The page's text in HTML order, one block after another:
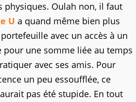
physiques. Oulah non, il faut
U a quand même bien plus
avec un accès à un
pour une somme liée au temps
avec ses amis. Pour
un peu essoufflée, ce
pas été stupide. En tout